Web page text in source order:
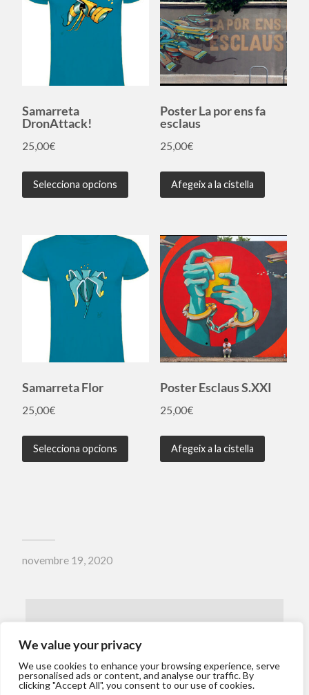
We value your privacy
We use cookies to enhance your browsing experience, serve
personalised ads or content, and analyse our traffic. By
clicking "Accept All", you consent to our use of cookies.
Samarreta
DronAttack!
25,00€
Selecciona opcions
Poster La por ens fa
esclaus
25,00€
Afegeix a la cistella
Samarreta Flor
25,00€
Selecciona opcions
Poster Esclaus S.XXI
25,00€
Afegeix a la cistella
novembre 19, 2020
ENTRADA SEGÜENT →